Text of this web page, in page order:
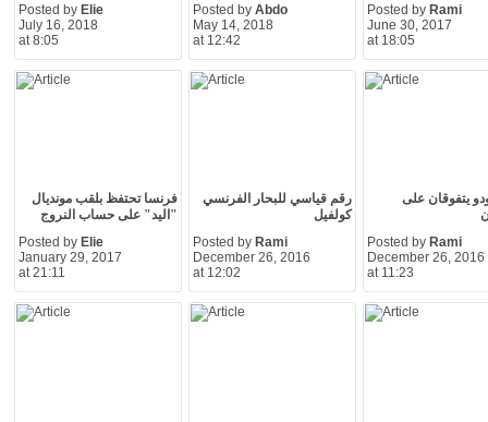
Posted by Elie
July 16, 2018
at 8:05
Posted by Abdo
May 14, 2018
at 12:42
Posted by Rami
June 30, 2017
at 18:05
فرنسا تحتفظ بلقب مونديال
"اليد" على حساب النروج
Posted by Elie
January 29, 2017
at 21:11
رقم قياسي للبحار الفرنسي
كولفيل
Posted by Rami
December 26, 2016
at 12:02
يتفوقان على
Posted by Rami
December 26, 2016
at 11:23